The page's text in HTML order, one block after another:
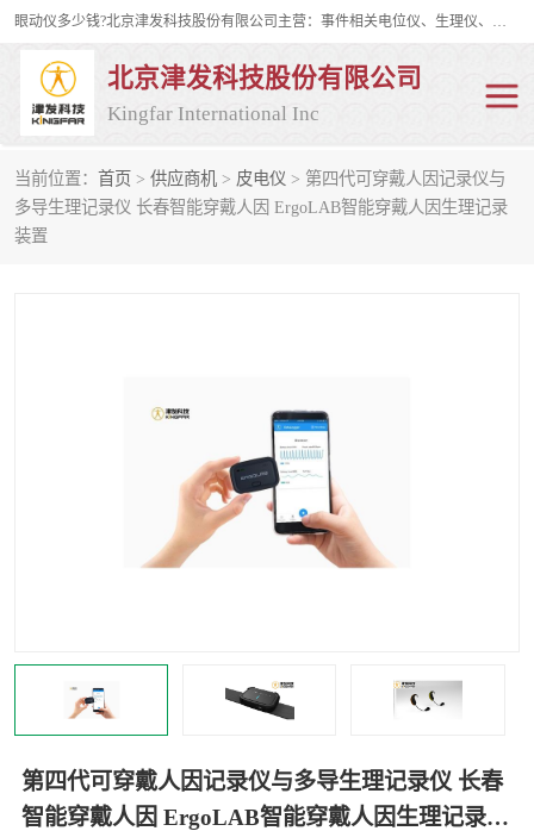
眼动仪多少钱?北京津发科技股份有限公司主营：事件相关电位仪、生理仪、肌电仪、脑电仪、皮电仪、眼动仪；是国家级高新技术企业、科技部认定的科技型中小企业和中关村高新技术企业，具备保密资格，具备自主进出口经营权；自主研发技术、产品与服务荣获多项省部级科学技术奖励、国家发明专利、国家软件著作权和省部级新技术新产品（服务）认证。
北京津发科技股份有限公司
Kingfar International Inc
当前位置： 首页 > 供应商机 > 皮电仪 > 第四代可穿戴人因记录仪与
多导生理记录仪 长春智能穿戴人因 ErgoLAB智能穿戴人因生理记录
装置
第四代可穿戴人因记录仪与多导生理记录仪 长春
智能穿戴人因 ErgoLAB智能穿戴人因生理记录装
皮电仪 脑电仪
人机交互实验室
神经营销与消费行为实验 车俩与驾驶模拟
人机环境同步云平台 人因测评专家系统